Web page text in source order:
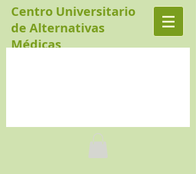
Centro Universitario
de Alternativas
Médicas